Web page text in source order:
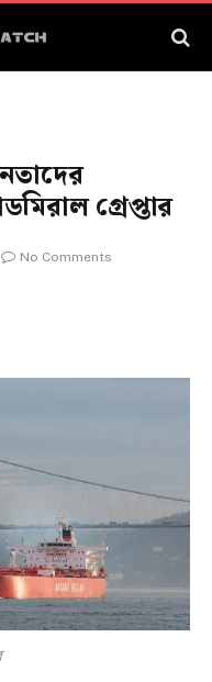
গ্রেপ্তার
No Comments